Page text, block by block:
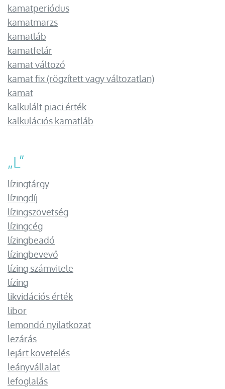
kamatperiódus
kamatmarzs
kamatláb
kamatfelár
kamat változó
kamat fix (rögzített vagy változatlan)
kamat
kalkulált piaci érték
kalkulációs kamatláb
„L ”
lízingtárgy
lízingdíj
lízingszövetség
lízingcég
lízingbeadó
lízingbevevő
lízing számvitele
lízing
likvidációs érték
libor
lemondó nyilatkozat
lezárás
lejárt követelés
leányvállalat
lefoglalás